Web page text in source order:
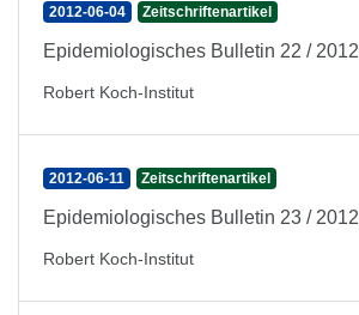
2012-06-04 Zeitschriftenartikel
Epidemiologisches Bulletin 22 / 2012
Robert Koch-Institut
2012-06-11 Zeitschriftenartikel
Epidemiologisches Bulletin 23 / 2012
Robert Koch-Institut